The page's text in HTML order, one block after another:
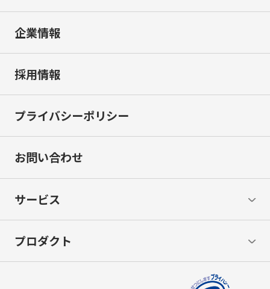
企業情報
採用情報
プライバシーポリシー
お問い合わせ
サービス
プロダクト